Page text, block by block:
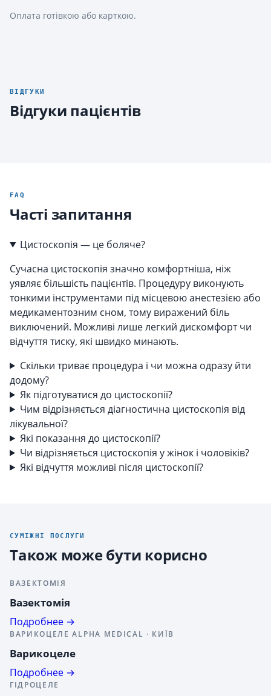
Оплата готівкою або карткою.
ВІДГУКИ
Відгуки пацієнтів
FAQ
Часті запитання
Цистоскопія — це боляче?
Сучасна цистоскопія значно комфортніша, ніж
уявляє більшість пацієнтів. Процедуру виконують
тонкими інструментами під місцевою анестезією або
медикаментозним сном, тому виражений біль
виключений. Можливі лише легкий дискомфорт чи
відчуття тиску, які швидко минають.
Скільки триває процедура і чи можна одразу йти
додому?
Як підготуватися до цистоскопії?
Чим відрізняється діагностична цистоскопія від
лікувальної?
Які показання до цистоскопії?
Чи відрізняється цистоскопія у жінок і чоловіків?
Які відчуття можливі після цистоскопії?
СУМІЖНІ ПОСЛУГИ
Також може бути корисно
ВАЗЕКТОМІЯ
Вазектомія
Подробнее →
ВАРИКОЦЕЛЕ ALPHA MEDICAL · КИЇВ
Варикоцеле
Подробнее →
ГІДРОЦЕЛЕ